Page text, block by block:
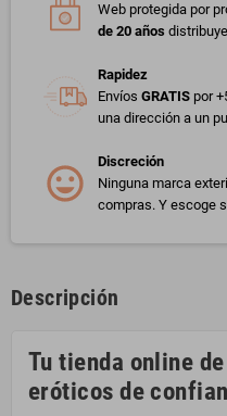
Web protegida por
de 20 años
Rapidez
Envíos GRATIS por
una dirección a un
Discreción
Ninguna marca
compras. Y escoge
Descripción
Tu tienda online
eróticos de